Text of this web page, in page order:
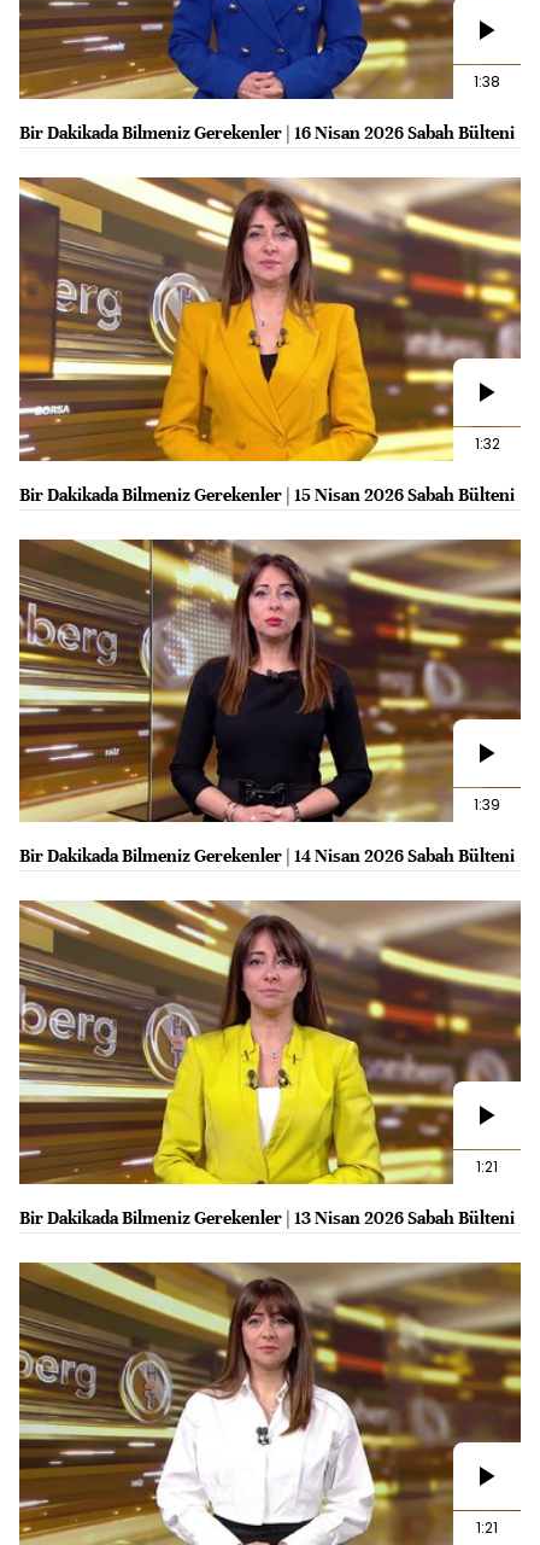
1:38
Bir Dakikada Bilmeniz Gerekenler | 16 Nisan 2026 Sabah Bülteni
1:32
Bir Dakikada Bilmeniz Gerekenler | 15 Nisan 2026 Sabah Bülteni
1:39
Bir Dakikada Bilmeniz Gerekenler | 14 Nisan 2026 Sabah Bülteni
1:21
Bir Dakikada Bilmeniz Gerekenler | 13 Nisan 2026 Sabah Bülteni
1:21